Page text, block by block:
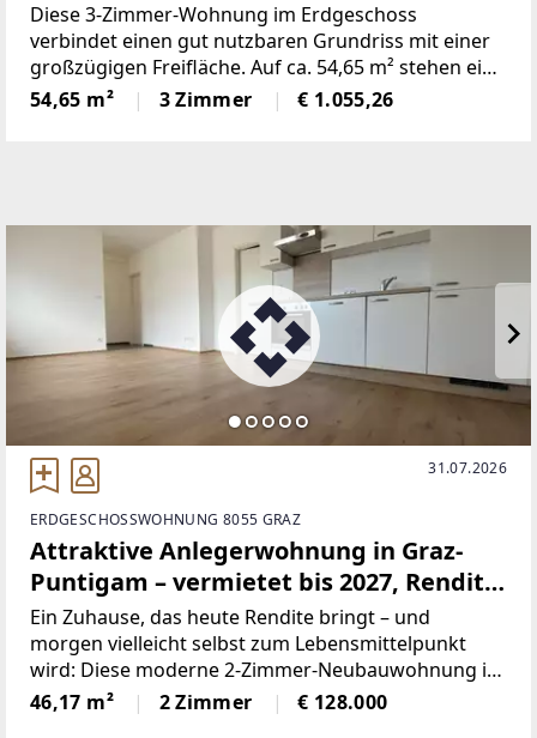
Diese 3-Zimmer-Wohnung im Erdgeschoss
verbindet einen gut nutzbaren Grundriss mit einer
großzügigen Freifläche. Auf ca. 54,65 m² stehen ein
Wohn-/Küchenbereich, zwei Schlafzimmer, ein
Badezimmer mit Dusche und WC sowie ein
54,65 m² 3 Zimmer € 1.055,26
31.07.2026
ERDGESCHOSSWOHNUNG 8055 GRAZ
Attraktive Anlegerwohnung in Graz-
Puntigam – vermietet bis 2027, Rendite
gesichert
Ein Zuhause, das heute Rendite bringt – und
morgen vielleicht selbst zum Lebensmittelpunkt
wird: Diese moderne 2-Zimmer-Neubauwohnung in
Graz-Puntigam vereint die Vorteile einer sicheren
Kapitalanlage mit der Attraktivität eines
46,17 m² 2 Zimmer € 128.000